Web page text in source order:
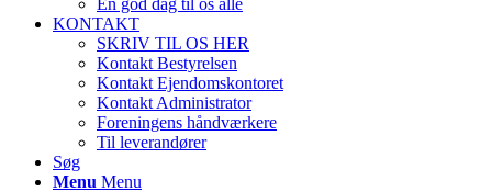
En god dag til os alle
KONTAKT
SKRIV TIL OS HER
Kontakt Bestyrelsen
Kontakt Ejendomskontoret
Kontakt Administrator
Foreningens håndværkere
Til leverandører
Søg
Menu Menu